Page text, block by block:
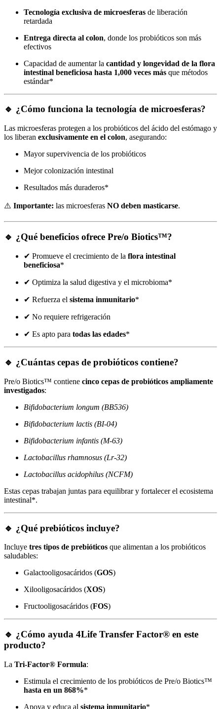
Tecnología exclusiva de microesferas de liberación
retardada
Entrega directa al colon, donde los probióticos son más
efectivos
Capacidad de aumentar la cantidad y longevidad de la flora
intestinal beneficiosa hasta 1,000 veces más que métodos
estándar*
🔹 ¿Cómo funciona la tecnología de microesferas?
Las microesferas protegen a los probióticos del ácido del estómago y
los liberan exclusivamente en el colon, asegurando:
Mayor supervivencia de los probióticos
Mejor colonización intestinal
Resultados más duraderos*
⚠️ Importante: las microesferas NO deben masticarse.
🔹 ¿Qué beneficios ofrece Pre/o Biotics™?
✔ Promueve el crecimiento de la flora intestinal
beneficiosa*
✔ Optimiza la salud digestiva y el microbioma*
✔ Refuerza el sistema inmunitario*
✔ No requiere refrigeración
✔ Es apto para todas las edades*
🔹 ¿Cuántas cepas de probióticos contiene?
Pre/o Biotics™ contiene cinco cepas de probióticos ampliamente
investigados:
Bifidobacterium longum (BB536)
Bifidobacterium lactis (BI-04)
Bifidobacterium infantis (M-63)
Lactobacillus rhamnosus (Lr-32)
Lactobacillus acidophilus (NCFM)
Estas cepas trabajan juntas para equilibrar y fortalecer el ecosistema
intestinal*.
🔹 ¿Qué prebióticos incluye?
Incluye tres tipos de prebióticos que alimentan a los probióticos
saludables:
Galactooligosacáridos (GOS)
Xilooligosacáridos (XOS)
Fructooligosacáridos (FOS)
🔹 ¿Cómo ayuda 4Life Transfer Factor® en este
producto?
La Tri-Factor® Formula:
Estimula el crecimiento de los probióticos de Pre/o Biotics™
hasta en un 868%*
Apoya y educa al sistema inmunitario*